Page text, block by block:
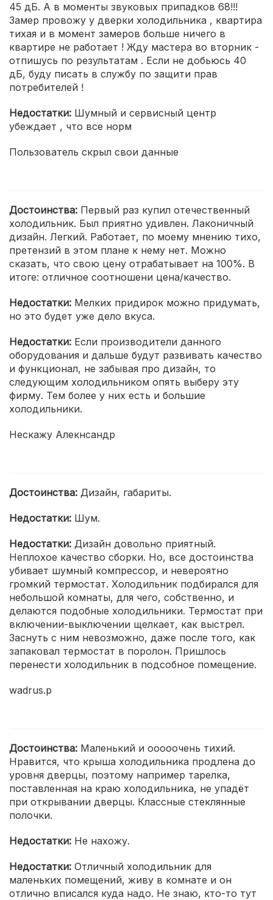
45 дБ. А в моменты звуковых припадков 68!!!
Замер провожу у дверки холодильника , квартира
тихая и в момент замеров больше ничего в
квартире не работает ! Жду мастера во вторник -
отпишусь по результатам . Если не добьюсь 40
дБ, буду писать в службу по защити прав
потребителей !
Недостатки: Шумный и сервисный центр
убеждает , что все норм
Пользователь скрыл свои данные
Достоинства: Первый раз купил отечественный
холодильник. Был приятно удивлен. Лаконичный
дизайн. Легкий. Работает, по моему мнению тихо,
претензий в этом плане к нему нет. Можно
сказать, что свою цену отрабатывает на 100%. В
итоге: отличное соотношени цена/качество.
Недостатки: Мелких придирок можно придумать,
но это будет уже дело вкуса.
Недостатки: Если производители данного
оборудования и дальше будут развивать качество
и функционал, не забывая про дизайн, то
следующим холодильником опять выберу эту
фирму. Тем более у них есть и большие
холодильники.
Нескажу Алекнсандр
Достоинства: Дизайн, габариты.
Недостатки: Шум.
Недостатки: Дизайн довольно приятный.
Неплохое качество сборки. Но, все достоинства
убивает шумный компрессор, и невероятно
громкий термостат. Холодильник подбирался для
небольшой комнаты, для чего, собственно, и
делаются подобные холодильники. Термостат при
включении-выключении щелкает, как выстрел.
Заснуть с ним невозможно, даже после того, как
запаковал термостат в поролон. Пришлось
перенести холодильник в подсобное помещение.
wadrus.p
Достоинства: Маленький и ооооочень тихий.
Нравится, что крыша холодильника продлена до
уровня дверцы, поэтому например тарелка,
поставленная на краю холодильника, не упадёт
при открывании дверцы. Классные стеклянные
полочки.
Недостатки: Не нахожу.
Недостатки: Отличный холодильник для
маленьких помещений, живу в комнате и он
отлично вписался куда надо. Не знаю, кто-то тут